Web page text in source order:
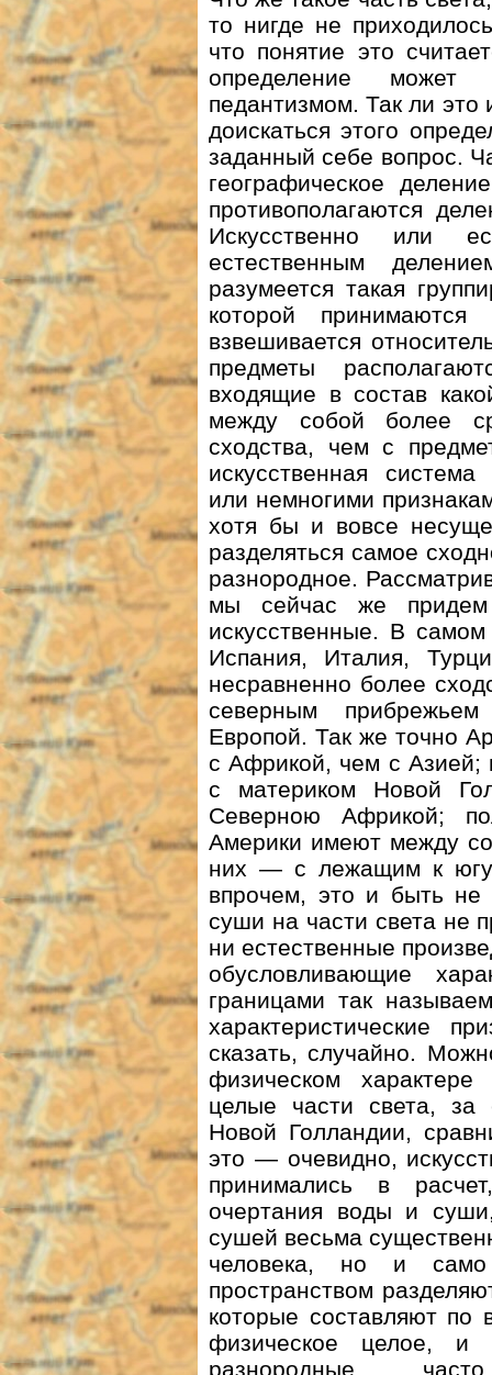
то нигде не
что понятие это
определение может
педантизмом. Так ли это
доискаться этого
заданный себе вопрос.
географическое
противополагаются
Искусственно или
естественным
разумеется такая
которой
взвешивается
предметы
входящие в состав
между собой более
сходства, чем с
искусственная
или немногими
хотя бы и вовсе
разделяться самое
разнородное.
мы сейчас же
искусственные. В
Испания, Италия,
несравненно более
северным
Европой. Так же точно
с Африкой, чем с
с материком Новой
Северною Африкой;
Америки имеют между
них — с лежащим к
впрочем, это и быть не
суши на части света не
ни естественные
обусловливающие
границами так
характеристические
сказать, случайно.
физическом
целые части света, за
Новой Голландии,
это — очевидно,
принимались в
очертания воды и
сушей весьма
человека, но и
пространством
которые составляют по
физическое целое, и
разнородные